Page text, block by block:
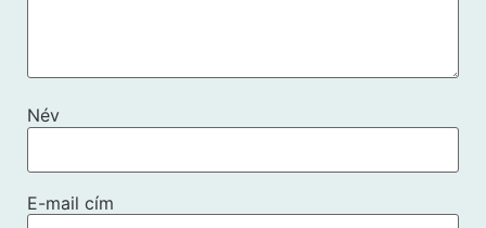
Név
E-mail cím